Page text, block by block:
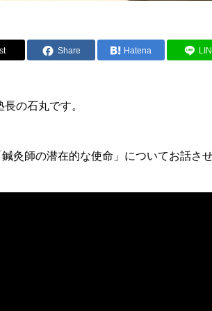
Share Hatena
長の石丸です。
灸師の潜在的な使命」についてお話さ